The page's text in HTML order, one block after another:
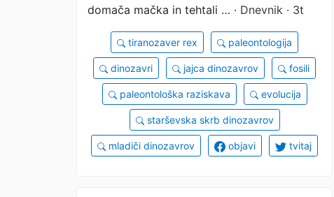
domača mačka in tehtali … · Dnevnik · 3t
tiranozaver rex paleontologija
dinozavri jajca dinozavrov fosili
paleontološka raziskava evolucija
starševska skrb dinozavrov
mladiči dinozavrov objavi tvitaj